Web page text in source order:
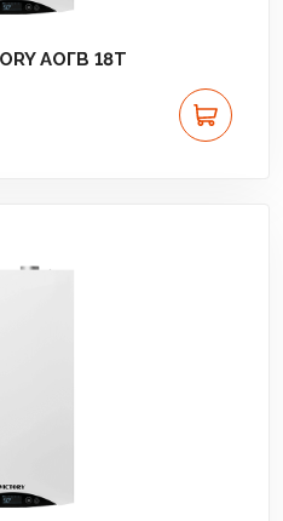
АОГВ 18T